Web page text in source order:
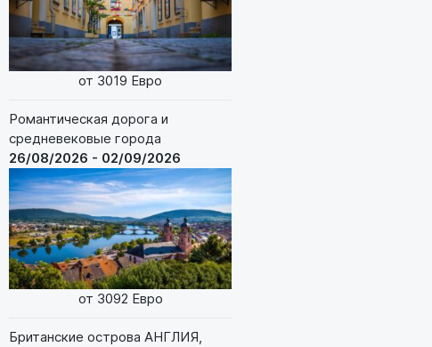
от 3019 Евро
Романтическая дорога и
средневековые города
26/08/2026 - 02/09/2026
от 3092 Евро
Британские острова АНГЛИЯ,